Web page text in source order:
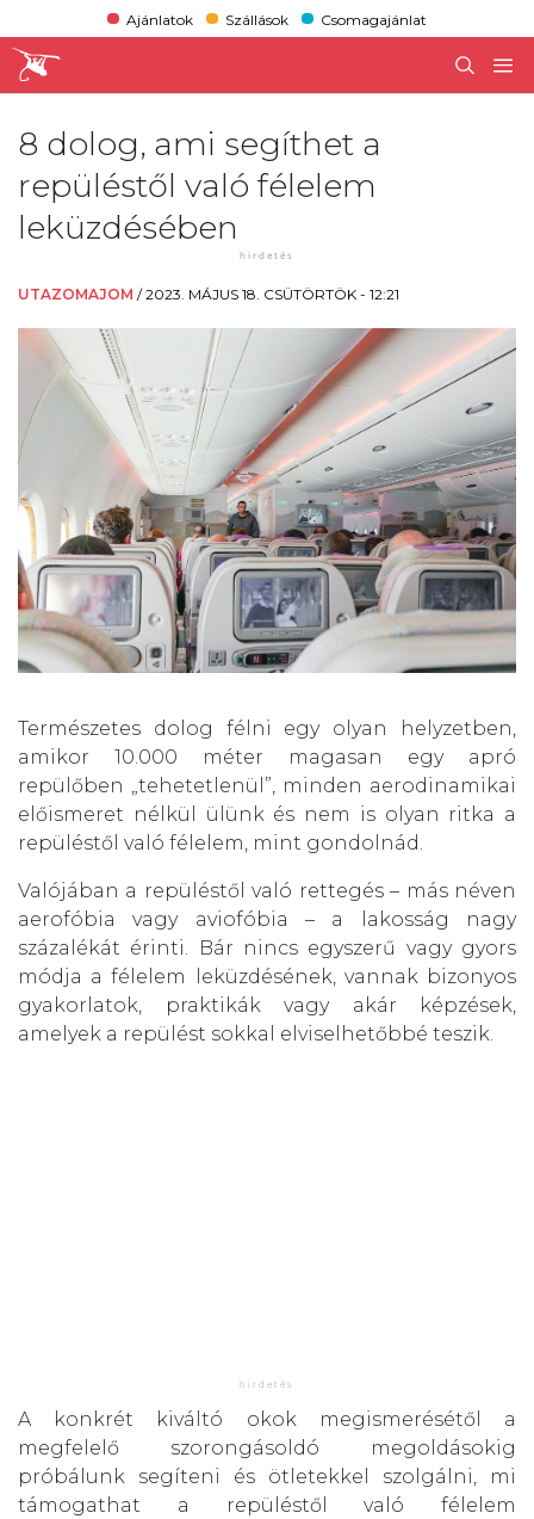
Ajánlatok Szállások Csomagajánlat
8 dolog, ami segíthet a
repüléstől való félelem
leküzdésében
UTAZOMAJOM /2023. MÁJUS 18. CSÜTÖRTÖK - 12:21
Természetes dolog félni egy olyan helyzetben,
amikor 10.000 méter magasan egy apró
repülőben „tehetetlenül”, minden aerodinamikai
előismeret nélkül ülünk és nem is olyan ritka a
repüléstől való félelem, mint gondolnád.
Valójában a repüléstől való rettegés – más néven
aerofóbia vagy aviofóbia – a lakosság nagy
százalékát érinti. Bár nincs egyszerű vagy gyors
módja a félelem leküzdésének, vannak bizonyos
gyakorlatok, praktikák vagy akár képzések,
amelyek a repülést sokkal elviselhetőbbé teszik.
A konkrét kiváltó okok megismerésétől a
megfelelő szorongásoldó megoldásokig
próbálunk segíteni és ötletekkel szolgálni, mi
támogathat a repüléstől való félelem